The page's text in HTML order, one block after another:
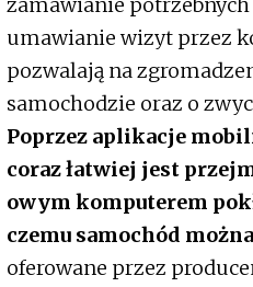
umawianie wizyt przez
pozwalają na
samochodzie oraz o
Poprzez aplikacje
coraz łatwiej jest
owym komputerem
czemu samochód
oferowane przez